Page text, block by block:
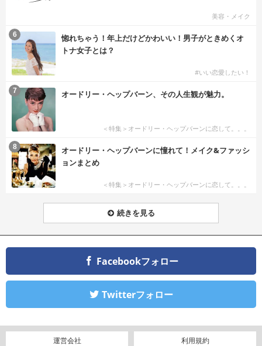
美容・メイク
惚れちゃう！年上だけどかわいい！男子がときめくオ
トナ女子とは？
#いい恋愛したい！
6
オードリー・ヘップバーン、その人生観が魅力。
＜特集＞オードリー・ヘップバーンに恋して。。。
7
オードリー・ヘップバーンに憧れて！メイク&ファッシ
ョンまとめ
＜特集＞オードリー・ヘップバーンに恋して。。。
8
続きを見る
Facebookフォロー
Twitterフォロー
運営会社 利用規約